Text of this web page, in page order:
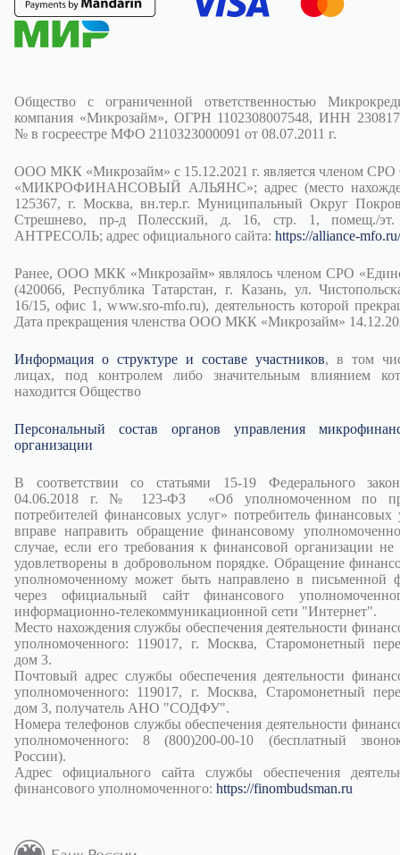
Общество с ограниченной ответственностью
компания «Микрозайм», ОГРН 1102308007548, ИНН
№ в госреестре МФО 2110323000091 от 08.07.2011 г.
ООО МКК «Микрозайм» с 15.12.2021 г. является членом
«МИКРОФИНАНСОВЫЙ АЛЬЯНС»; адрес (место
125367, г. Москва, вн.тер.г. Муниципальный Округ
Стрешнево, пр-д Полесский, д. 16, стр. 1, помещ./
АНТРЕСОЛЬ; адрес официального сайта: https://alliance-mfo.ru/
Ранее, ООО МКК «Микрозайм» являлось членом СРО
(420066, Республика Татарстан, г. Казань, ул.
16/15, офис 1, www.sro-mfo.ru), деятельность которой
Дата прекращения членства ООО МКК «Микрозайм»
Информация о структуре и составе участников, в том
лицах, под контролем либо значительным влиянием
находится Общество
Персональный состав органов управления
организации
В соответствии со статьями 15-19 Федерального
04.06.2018 г. № 123-ФЗ «Об уполномоченном по
потребителей финансовых услуг» потребитель финансовых
вправе направить обращение финансовому
случае, если его требования к финансовой организации
удовлетворены в добровольном порядке. Обращение
уполномоченному может быть направлено в письменной
через официальный сайт финансового
информационно-телекоммуникационной сети "Интернет".
Место нахождения службы обеспечения деятельности
уполномоченного: 119017, г. Москва, Старомонетный
дом 3.
Почтовый адрес службы обеспечения деятельности
уполномоченного: 119017, г. Москва, Старомонетный
дом 3, получатель АНО "СОДФУ".
Номера телефонов службы обеспечения деятельности
уполномоченного: 8 (800)200-00-10 (бесплатный
России).
Адрес официального сайта службы обеспечения
финансового уполномоченного: https://finombudsman.ru